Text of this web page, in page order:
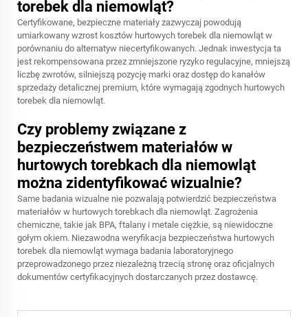
torebek dla niemowląt?
Certyfikowane, bezpieczne materiały zazwyczaj powodują
umiarkowany wzrost kosztów hurtowych torebek dla niemowląt w
porównaniu do alternatyw niecertyfikowanych. Jednak inwestycja ta
jest rekompensowana przez zmniejszone ryzyko regulacyjne, mniejszą
liczbę zwrotów, silniejszą pozycję marki oraz dostęp do kanałów
sprzedaży detalicznej premium, które wymagają zgodnych hurtowych
torebek dla niemowląt.
Czy problemy związane z
bezpieczeństwem materiałów w
hurtowych torebkach dla niemowląt
można zidentyfikować wizualnie?
Same badania wizualne nie pozwalają potwierdzić bezpieczeństwa
materiałów w hurtowych torebkach dla niemowląt. Zagrożenia
chemiczne, takie jak BPA, ftalany i metale ciężkie, są niewidoczne
gołym okiem. Niezawodna weryfikacja bezpieczeństwa hurtowych
torebek dla niemowląt wymaga badania laboratoryjnego
przeprowadzonego przez niezależną trzecią stronę oraz oficjalnych
dokumentów certyfikacyjnych dostarczanych przez dostawcę.